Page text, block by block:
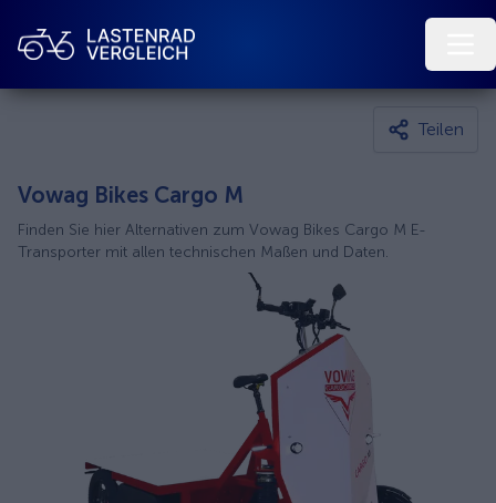
Teilen
Vowag Bikes Cargo M
Finden Sie hier Alternativen zum Vowag Bikes Cargo M E-
Transporter mit allen technischen Maßen und Daten.